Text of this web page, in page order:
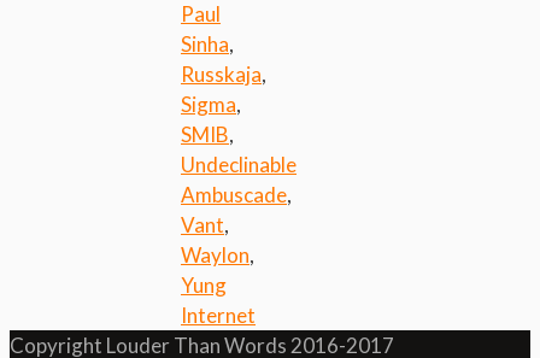
Paul
Sinha,
Russkaja,
Sigma,
SMIB,
Undeclinable
Ambuscade,
Vant,
Waylon,
Yung
Internet
Copyright Louder Than Words 2016-2017